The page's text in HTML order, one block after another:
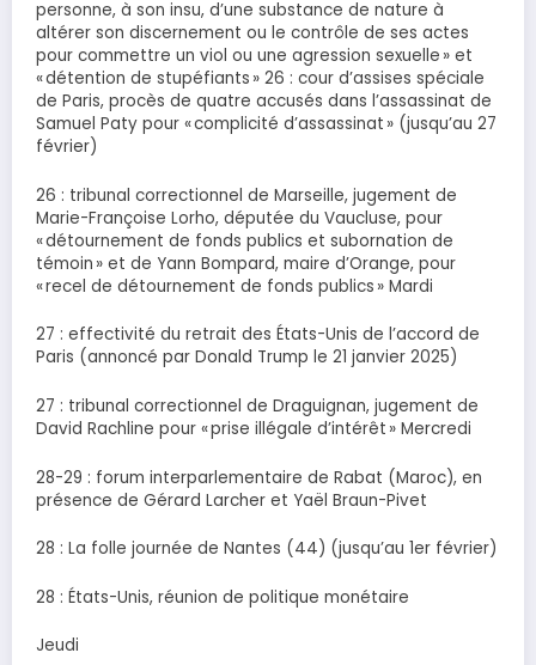
personne, à son insu, d’une substance de nature à
altérer son discernement ou le contrôle de ses actes
pour commettre un viol ou une agression sexuelle » et
« détention de stupéfiants » 26 : cour d’assises spéciale
de Paris, procès de quatre accusés dans l’assassinat de
Samuel Paty pour « complicité d’assassinat » (jusqu’au 27
février)
26 : tribunal correctionnel de Marseille, jugement de
Marie-Françoise Lorho, députée du Vaucluse, pour
« détournement de fonds publics et subornation de
témoin » et de Yann Bompard, maire d’Orange, pour
« recel de détournement de fonds publics » Mardi
27 : effectivité du retrait des États-Unis de l’accord de
Paris (annoncé par Donald Trump le 21 janvier 2025)
27 : tribunal correctionnel de Draguignan, jugement de
David Rachline pour « prise illégale d’intérêt » Mercredi
28-29 : forum interparlementaire de Rabat (Maroc), en
présence de Gérard Larcher et Yaël Braun-Pivet
28 : La folle journée de Nantes (44) (jusqu’au 1er février)
28 : États-Unis, réunion de politique monétaire
Jeudi